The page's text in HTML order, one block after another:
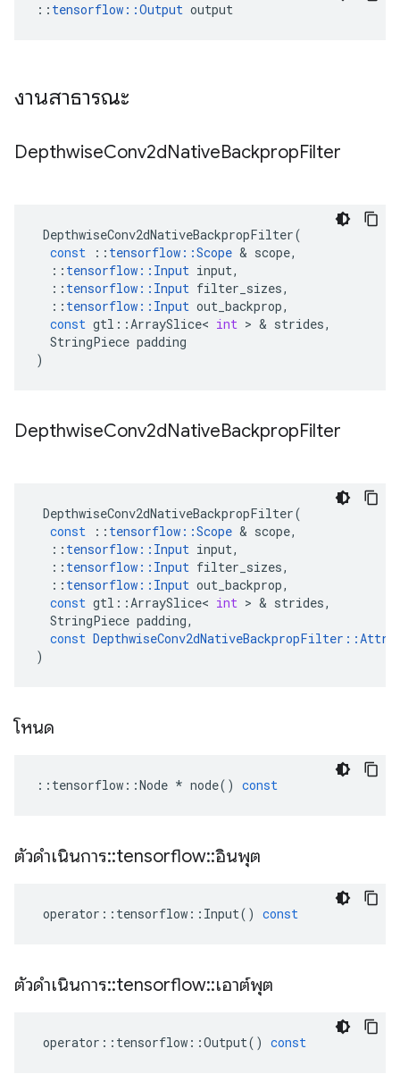
:: tensorflow::Output output
งานสาธารณะ
DepthwiseConv2dNativeBackpropFilter
DepthwiseConv2dNativeBackpropFilter(
const
:: tensorflow ::Scope & scope,
:: tensorflow :: Input input,
:: tensorflow :: Input filter_sizes,
:: tensorflow :: Input out_backprop,
const gtl ::ArraySlice< int > & strides,
StringPiece padding
)
DepthwiseConv2dNativeBackpropFilter
DepthwiseConv2dNativeBackpropFilter(
const
:: tensorflow ::Scope & scope,
:: tensorflow :: Input input,
:: tensorflow :: Input filter_sizes,
:: tensorflow :: Input out_backprop,
const gtl ::ArraySlice< int > & strides,
StringPiece padding,
const DepthwiseConv2dNativeBackpropFilter ::Attrs
)
โหนด
:: tensorflow ::Node * node() const
ตัวดำเนินการ::tensorflow::อินพุต
operator :: tensorflow :: Input() const
ตัวดำเนินการ::tensorflow::เอาต์พุต
operator :: tensorflow ::Output() const